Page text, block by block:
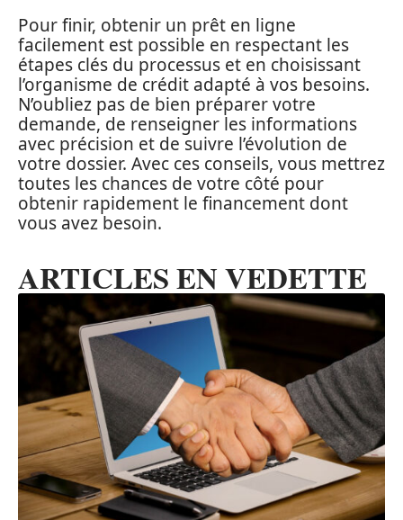
Pour finir, obtenir un prêt en ligne
facilement est possible en respectant les
étapes clés du processus et en choisissant
l’organisme de crédit adapté à vos besoins.
N’oubliez pas de bien préparer votre
demande, de renseigner les informations
avec précision et de suivre l’évolution de
votre dossier. Avec ces conseils, vous mettrez
toutes les chances de votre côté pour
obtenir rapidement le financement dont
vous avez besoin.
ARTICLES EN VEDETTE